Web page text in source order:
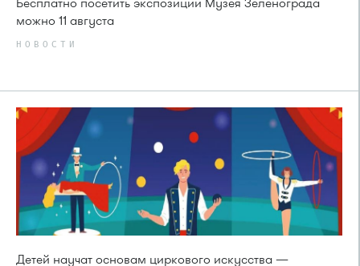
можно 11 августа
НОВОСТИ
Детей научат основам циркового искусства —